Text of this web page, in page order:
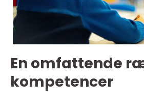
En omfattende
kompetencer